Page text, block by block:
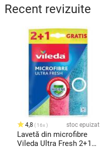
Recent revizuite
4,8 16x stoc epuizat
Lavetă din microfibre
Vileda Ultra Fresh 2+1